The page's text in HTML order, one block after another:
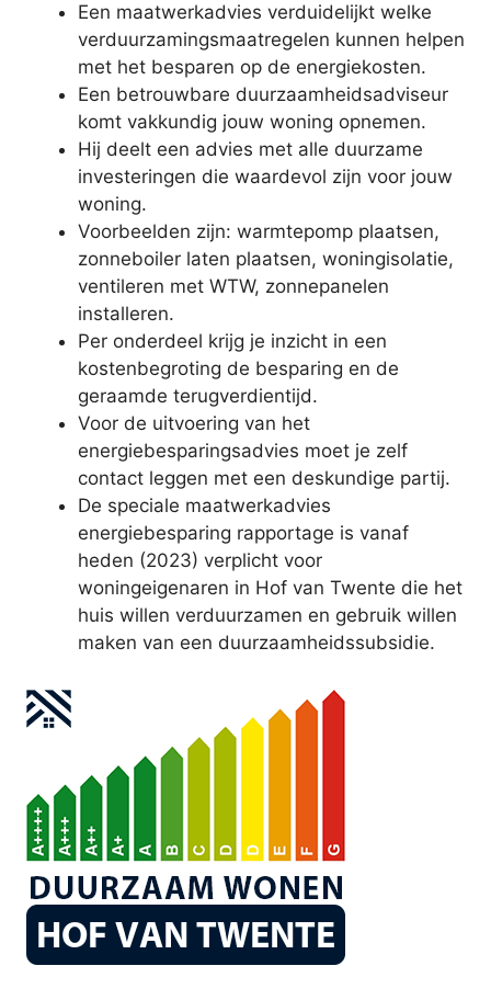
Een maatwerkadvies verduidelijkt welke
verduurzamingsmaatregelen kunnen helpen
met het besparen op de energiekosten.
Een betrouwbare duurzaamheidsadviseur
komt vakkundig jouw woning opnemen.
Hij deelt een advies met alle duurzame
investeringen die waardevol zijn voor jouw
woning.
Voorbeelden zijn: warmtepomp plaatsen,
zonneboiler laten plaatsen, woningisolatie,
ventileren met WTW, zonnepanelen
installeren.
Per onderdeel krijg je inzicht in een
kostenbegroting de besparing en de
geraamde terugverdientijd.
Voor de uitvoering van het
energiebesparingsadvies moet je zelf
contact leggen met een deskundige partij.
De speciale maatwerkadvies
energiebesparing rapportage is vanaf
heden (2023) verplicht voor
woningeigenaren in Hof van Twente die het
huis willen verduurzamen en gebruik willen
maken van een duurzaamheidssubsidie.